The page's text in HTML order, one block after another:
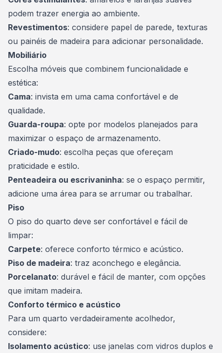
podem trazer energia ao ambiente.
Revestimentos: considere papel de parede, texturas
ou painéis de madeira para adicionar personalidade.
Mobiliário
Escolha móveis que combinem funcionalidade e
estética:
Cama: invista em uma cama confortável e de
qualidade.
Guarda-roupa: opte por modelos planejados para
maximizar o espaço de armazenamento.
Criado-mudo: escolha peças que ofereçam
praticidade e estilo.
Penteadeira ou escrivaninha: se o espaço permitir,
adicione uma área para se arrumar ou trabalhar.
Piso
O piso do quarto deve ser confortável e fácil de
limpar:
Carpete: oferece conforto térmico e acústico.
Piso de madeira: traz aconchego e elegância.
Porcelanato: durável e fácil de manter, com opções
que imitam madeira.
Conforto térmico e acústico
Para um quarto verdadeiramente acolhedor,
considere:
Isolamento acústico: use janelas com vidros duplos e